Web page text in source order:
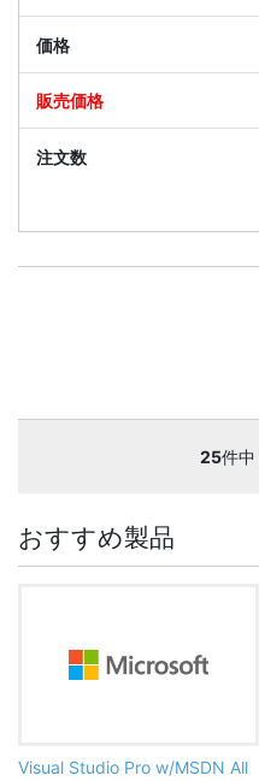
25件中
おすすめ製品
Visual Studio Pro w/MSDN All